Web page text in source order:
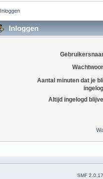
Inloggen
Inloggen
Aantal minuten dat je
Altijd ingelogd
SMF 2.0.17